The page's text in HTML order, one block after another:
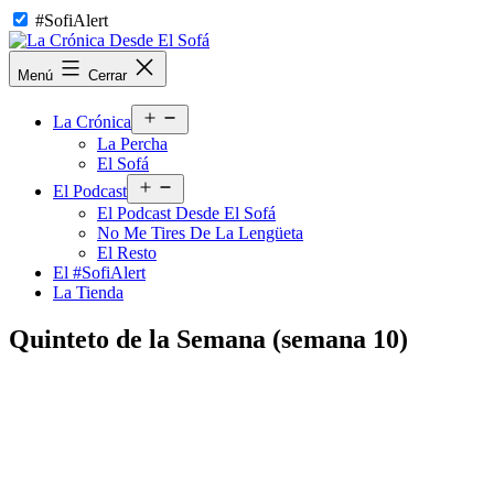
Saltar
al
contenido
#SofiAlert
La
Crónica
Menú Cerrar
La Crónica
el
La Percha
El Sofá
El Podcast
el
menú
El Podcast Desde El Sofá
No Me Tires De La Lengüeta
El Resto
El #SofiAlert
La Tienda
Quinteto de la Semana (semana 10)